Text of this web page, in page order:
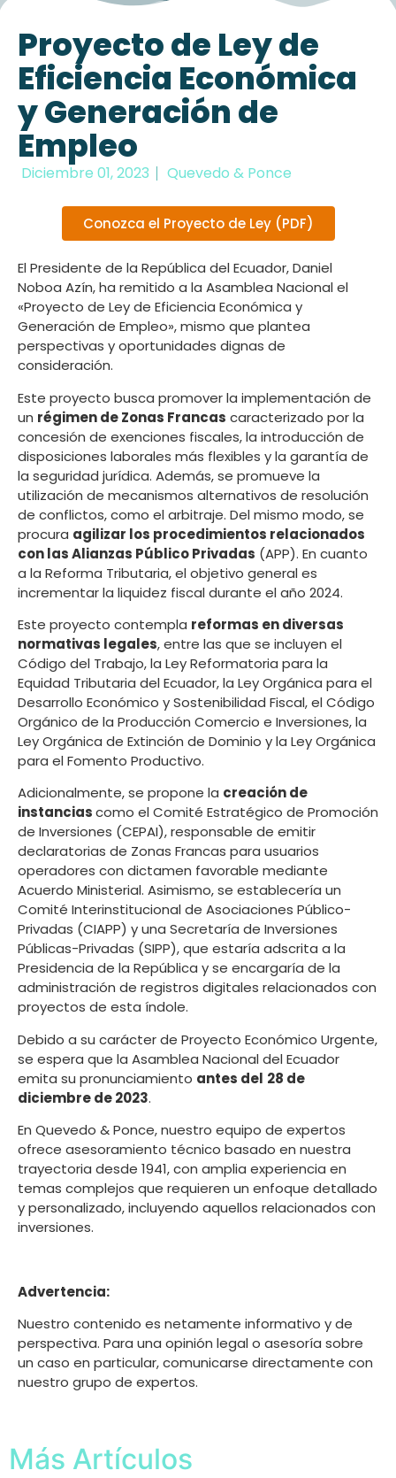
Proyecto de Ley de
Eficiencia Económica
y Generación de
Empleo
Diciembre 01, 2023 Quevedo & Ponce
Conozca el Proyecto de Ley (PDF)
El Presidente de la República del Ecuador, Daniel
Noboa Azín, ha remitido a la Asamblea Nacional el
«Proyecto de Ley de Eficiencia Económica y
Generación de Empleo», mismo que plantea
perspectivas y oportunidades dignas de
consideración.
Este proyecto busca promover la implementación de
un régimen de Zonas Francas caracterizado por la
concesión de exenciones fiscales, la introducción de
disposiciones laborales más flexibles y la garantía de
la seguridad jurídica. Además, se promueve la
utilización de mecanismos alternativos de resolución
de conflictos, como el arbitraje. Del mismo modo, se
procura agilizar los procedimientos relacionados
con las Alianzas Público Privadas (APP). En cuanto
a la Reforma Tributaria, el objetivo general es
incrementar la liquidez fiscal durante el año 2024.
Este proyecto contempla reformas en diversas
normativas legales, entre las que se incluyen el
Código del Trabajo, la Ley Reformatoria para la
Equidad Tributaria del Ecuador, la Ley Orgánica para el
Desarrollo Económico y Sostenibilidad Fiscal, el Código
Orgánico de la Producción Comercio e Inversiones, la
Ley Orgánica de Extinción de Dominio y la Ley Orgánica
para el Fomento Productivo.
Adicionalmente, se propone la creación de
instanciascomo el Comité Estratégico de Promoción
de Inversiones (CEPAI), responsable de emitir
declaratorias de Zonas Francas para usuarios
operadores con dictamen favorable mediante
Acuerdo Ministerial. Asimismo, se establecería un
Comité Interinstitucional de Asociaciones Público-
Privadas (CIAPP) y una Secretaría de Inversiones
Públicas-Privadas (SIPP), que estaría adscrita a la
Presidencia de la República y se encargaría de la
administración de registros digitales relacionados con
proyectos de esta índole.
Debido a su carácter de Proyecto Económico Urgente,
se espera que la Asamblea Nacional del Ecuador
emita su pronunciamiento antes del 28 de
diciembre de 2023.
En Quevedo & Ponce, nuestro equipo de expertos
ofrece asesoramiento técnico basado en nuestra
trayectoria desde 1941, con amplia experiencia en
temas complejos que requieren un enfoque detallado
y personalizado, incluyendo aquellos relacionados con
inversiones.
Advertencia:
Nuestro contenido es netamente informativo y de
perspectiva. Para una opinión legal o asesoría sobre
un caso en particular, comunicarse directamente con
nuestro grupo de expertos.
Más Artículos